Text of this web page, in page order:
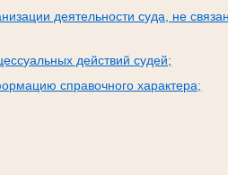
деятельности суда, не
действий судей;
справочного характера;